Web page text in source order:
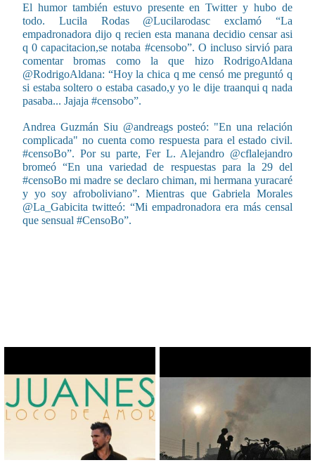
El humor también estuvo presente en Twitter y hubo de
todo. Lucila Rodas ‏@Lucilarodasc exclamó “La
empadronadora dijo q recien esta manana decidio censar asi
q 0 capacitacion,se notaba #censobo”. O incluso sirvió para
comentar bromas como la que hizo RodrigoAldana
si estaba soltero o estaba casado,y yo le dije traanqui q nada
pasaba... Jajaja #censobo”.
Andrea Guzmán Siu ‏@andreags posteó: "En una relación
complicada" no cuenta como respuesta para el estado civil.
#censoBo”. Por su parte, Fer L. Alejandro ‏@cflalejandro
bromeó “En una variedad de respuestas para la 29 del
#censoBo mi madre se declaro chiman, mi hermana yuracaré
y yo soy afroboliviano”. Mientras que Gabriela Morales
que sensual #CensoBo”.